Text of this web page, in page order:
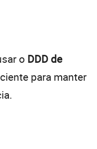
o DDD de
para manter